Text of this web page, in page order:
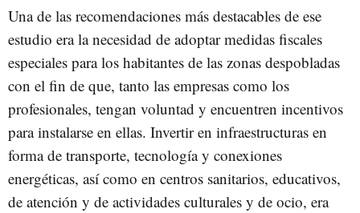
Una de las recomendaciones más destacables de ese
estudio era la necesidad de adoptar medidas fiscales
especiales para los habitantes de las zonas despobladas
con el fin de que, tanto las empresas como los
profesionales, tengan voluntad y encuentren incentivos
para instalarse en ellas. Invertir en infraestructuras en
forma de transporte, tecnología y conexiones
energéticas, así como en centros sanitarios, educativos,
de atención y de actividades culturales y de ocio, era